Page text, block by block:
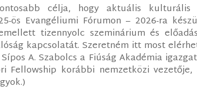
célja, hogy aktuális kulturális
ös Evangéliumi Fórumon – 2026-ra
tizennyolc szeminárium és
kapcsolatát. Szeretném itt most
A. Szabolcs a Fiúság Akadémia
Fellowship korábbi nemzetközi vezetője,